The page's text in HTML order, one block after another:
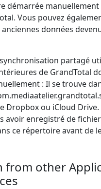
démarrée manuellement
Vous pouvez
données
partagé
de GrandTotal
: Il se trouve
Dropbox ou iCloud Drive.
avoir enregistré de
ce répertoire avant de
from other